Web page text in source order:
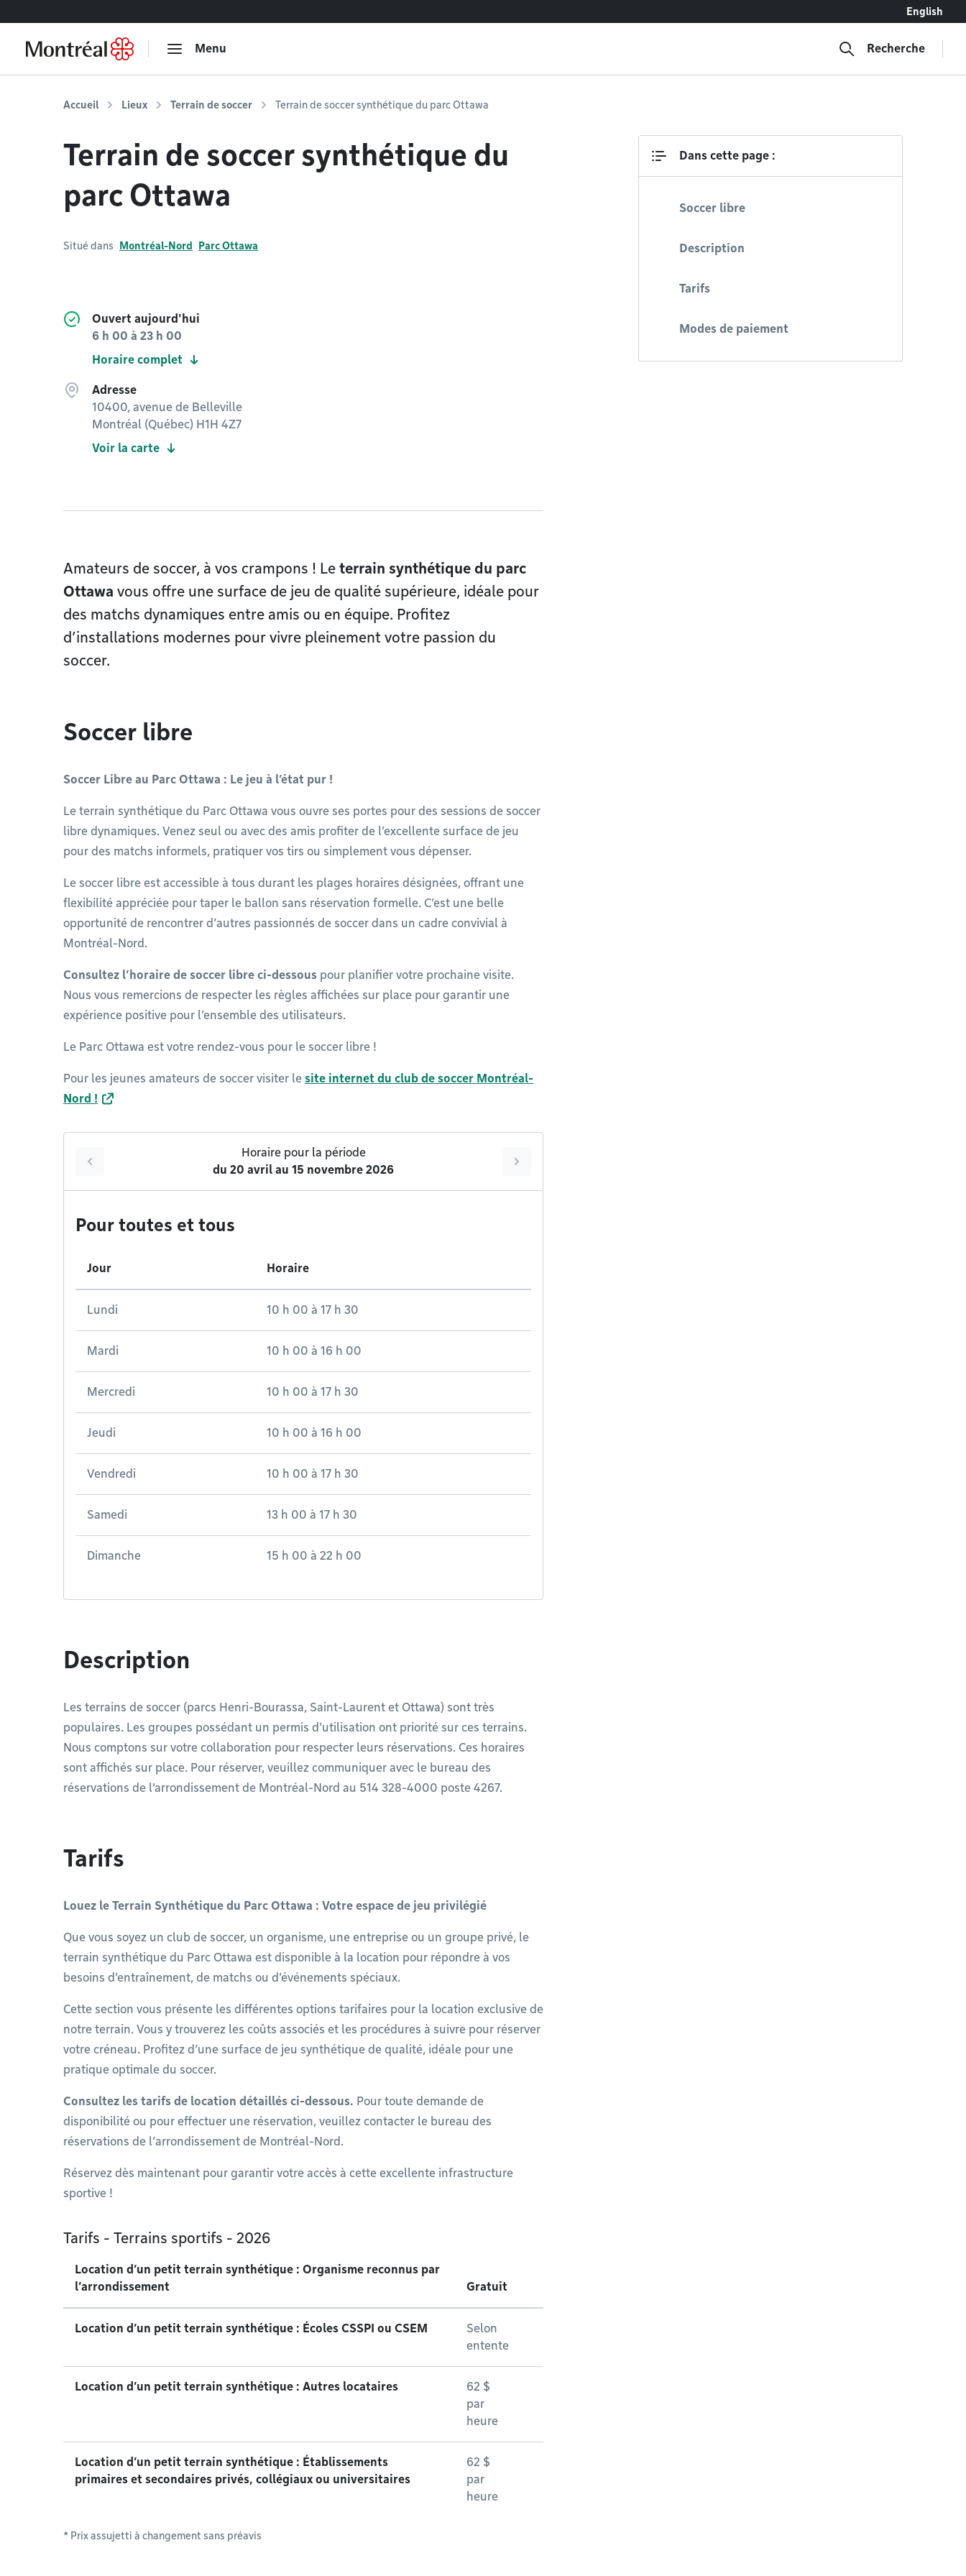
English
Menu Recherche
Accueil Lieux Terrain de soccer Terrain de soccer synthétique du parc Ottawa
Terrain de soccer synthétique du
parc Ottawa
Situé dans Montréal-Nord Parc Ottawa
Ouvert aujourd'hui
6 h 00 à 23 h 00
Horaire complet
Adresse
10400, avenue de Belleville
Montréal (Québec) H1H 4Z7
Voir la carte
Dans cette page :
Soccer libre
Description
Tarifs
Modes de paiement
Amateurs de soccer, à vos crampons ! Le terrain synthétique du parc
Ottawa vous offre une surface de jeu de qualité supérieure, idéale pour
des matchs dynamiques entre amis ou en équipe. Profitez
d’installations modernes pour vivre pleinement votre passion du
soccer.
Soccer libre
Soccer Libre au Parc Ottawa : Le jeu à l’état pur !
Le terrain synthétique du Parc Ottawa vous ouvre ses portes pour des sessions de soccer
libre dynamiques. Venez seul ou avec des amis profiter de l’excellente surface de jeu
pour des matchs informels, pratiquer vos tirs ou simplement vous dépenser.
Le soccer libre est accessible à tous durant les plages horaires désignées, offrant une
flexibilité appréciée pour taper le ballon sans réservation formelle. C’est une belle
opportunité de rencontrer d’autres passionnés de soccer dans un cadre convivial à
Montréal-Nord.
Consultez l’horaire de soccer libre ci-dessous pour planifier votre prochaine visite.
Nous vous remercions de respecter les règles affichées sur place pour garantir une
expérience positive pour l’ensemble des utilisateurs.
Le Parc Ottawa est votre rendez-vous pour le soccer libre !
Pour les jeunes amateurs de soccer visiter le site internet du club de soccer Montréal-
Nord !
Horaire pour la période
du 20 avril au 15 novembre 2026
Pour toutes et tous
Jour Horaire
Lundi 10 h 00 à 17 h 30
Mardi 10 h 00 à 16 h 00
Mercredi 10 h 00 à 17 h 30
Jeudi 10 h 00 à 16 h 00
Vendredi 10 h 00 à 17 h 30
Samedi 13 h 00 à 17 h 30
Dimanche 15 h 00 à 22 h 00
Description
Les terrains de soccer (parcs Henri-Bourassa, Saint-Laurent et Ottawa) sont très
populaires. Les groupes possédant un permis d’utilisation ont priorité sur ces terrains.
Nous comptons sur votre collaboration pour respecter leurs réservations. Ces horaires
sont affichés sur place. Pour réserver, veuillez communiquer avec le bureau des
réservations de l'arrondissement de Montréal-Nord au 514 328-4000 poste 4267.
Tarifs
Louez le Terrain Synthétique du Parc Ottawa : Votre espace de jeu privilégié
Que vous soyez un club de soccer, un organisme, une entreprise ou un groupe privé, le
terrain synthétique du Parc Ottawa est disponible à la location pour répondre à vos
besoins d’entraînement, de matchs ou d’événements spéciaux.
Cette section vous présente les différentes options tarifaires pour la location exclusive de
notre terrain. Vous y trouverez les coûts associés et les procédures à suivre pour réserver
votre créneau. Profitez d’une surface de jeu synthétique de qualité, idéale pour une
pratique optimale du soccer.
Consultez les tarifs de location détaillés ci-dessous. Pour toute demande de
disponibilité ou pour effectuer une réservation, veuillez contacter le bureau des
réservations de l’arrondissement de Montréal-Nord.
Réservez dès maintenant pour garantir votre accès à cette excellente infrastructure
sportive !
Tarifs - Terrains sportifs - 2026
Location d’un petit terrain synthétique : Organisme reconnus par
l’arrondissement
Gratuit
Location d’un petit terrain synthétique : Écoles CSSPI ou CSEM
Selon
entente
Location d’un petit terrain synthétique : Autres locataires
62 $
par
heure
Location d’un petit terrain synthétique : Établissements
primaires et secondaires privés, collégiaux ou universitaires
62 $
par
heure
* Prix assujetti à changement sans préavis